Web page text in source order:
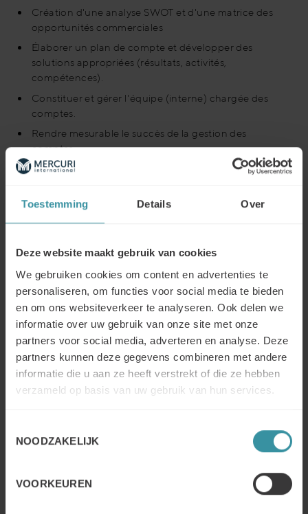
Toestemming Details Over
Deze website maakt gebruik van cookies
We gebruiken cookies om content en advertenties te
personaliseren, om functies voor social media te bieden
en om ons websiteverkeer te analyseren. Ook delen we
informatie over uw gebruik van onze site met onze
partners voor social media, adverteren en analyse. Deze
partners kunnen deze gegevens combineren met andere
informatie die u aan ze heeft verstrekt of die ze hebben
verzameld op basis van uw gebruik van hun services.
NOODZAKELIJK
VOORKEUREN
Création d'une analyse SWOT et d'une matrice des
opportunités commerciales
Élaborer un plan de compte et développer des
solutions appropriées (résultats, activités,
compétences).
Constituer et gérer l'équipe (interne) chargée des
comptes.
Rendre mesurable le succès de la gestion des
comptes.
Une entreprise sur mesure pour votre
organisation
Nous pouvons également dispenser cette formation
en entreprise et les possibilités sont nombreuses.
Nous serions heureux d'avoir un contact personnel
pour explorer les possibilités avec vous.
Réunions d'accueil pour aligner les sessions sur les
attentes et construire des cas spécifiques.Adapter le
spécifiques, à la langue et à la présentation.
Adaptation locale du programme. Validation des